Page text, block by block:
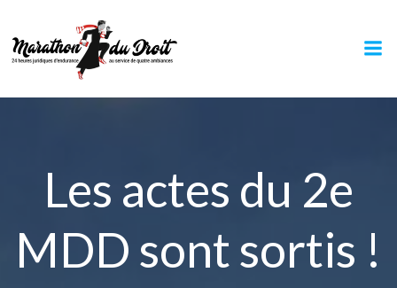
Les actes du 2e
MDD sont sortis !